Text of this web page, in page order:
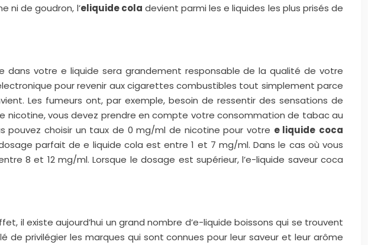
ni de goudron, l’eliquide cola devient parmi les e liquides les plus prisés de
dans votre e liquide sera grandement responsable de la qualité de votre
pour revenir aux cigarettes combustibles tout simplement parce
Les fumeurs ont, par exemple, besoin de ressentir des sensations de
nicotine, vous devez prendre en compte votre consommation de tabac au
pouvez choisir un taux de 0 mg/ml de nicotine pour votre e liquide coca
parfait de e liquide cola est entre 1 et 7 mg/ml. Dans le cas où vous
8 et 12 mg/ml. Lorsque le dosage est supérieur, l’e-liquide saveur coca
il existe aujourd’hui un grand nombre d’e-liquide boissons qui se trouvent
de privilégier les marques qui sont connues pour leur saveur et leur arôme